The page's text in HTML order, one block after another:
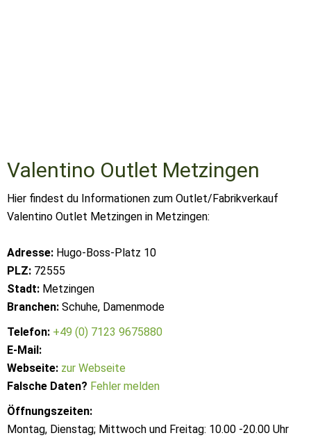
Valentino Outlet Metzingen
Hier findest du Informationen zum Outlet/Fabrikverkauf
Valentino Outlet Metzingen in Metzingen:
Adresse: Hugo-Boss-Platz 10
PLZ: 72555
Stadt: Metzingen
Branchen: Schuhe, Damenmode
Telefon: +49 (0) 7123 9675880
E-Mail:
Webseite: zur Webseite
Falsche Daten? Fehler melden
Öffnungszeiten:
Montag, Dienstag; Mittwoch und Freitag: 10.00 -20.00 Uhr